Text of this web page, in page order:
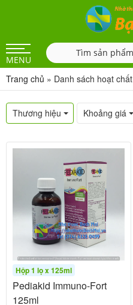
MENU
Trang chủ » Danh sách hoạt chất
Thương hiệu Khoảng giá
Hộp 1 lọ x 125ml
Pediakid Immuno-Fort
125ml